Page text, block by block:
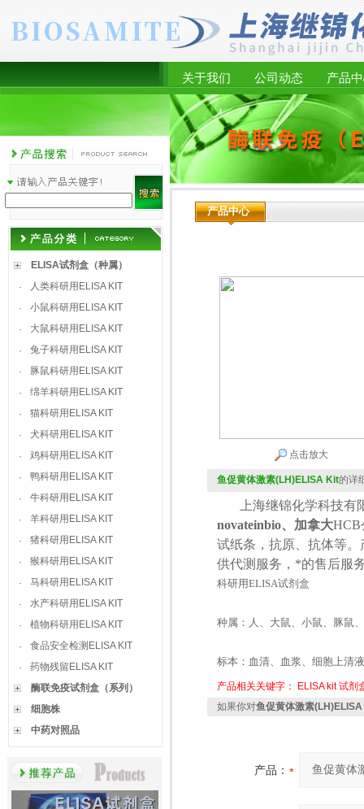
关于我们 公司动态 产品
ELISA试剂盒（种属）
·
人类科研用ELISA KIT
·
小鼠科研用ELISA KIT
·
大鼠科研用ELISA KIT
·
兔子科研用ELISA KIT
·
豚鼠科研用ELISA KIT
·
绵羊科研用ELISA KIT
·
猫科研用ELISA KIT
·
犬科研用ELISA KIT
·
鸡科研用ELISA KIT
·
鸭科研用ELISA KIT
·
牛科研用ELISA KIT
·
羊科研用ELISA KIT
·
猪科研用ELISA KIT
·
猴科研用ELISA KIT
·
马科研用ELISA KIT
·
水产科研用ELISA KIT
·
植物科研用ELISA KIT
·
食品安全检测ELISA KIT
·
药物残留ELISA KIT
酶联免疫试剂盒（系列）
细胞株
中药对照品
产品中心
点击放大
鱼促黄体激素(LH)ELISA Kit的详
上海继锦化学科技有
novateinbio、加拿大HCB
试纸条，抗原、抗体等
供代测服务，*的售后服
科研用ELISA试剂盒
种属：人、大鼠、小鼠、豚鼠
标本：血清、血浆、细胞上清
产品相关关键字： ELISA kit 试剂
如果你对鱼促黄体激素
产品：